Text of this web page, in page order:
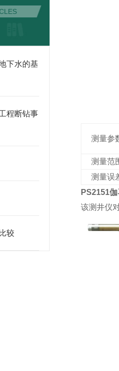
下水的基
程断钻事
较
测量参
测量范
测量误
PS2151伽
该测井仪